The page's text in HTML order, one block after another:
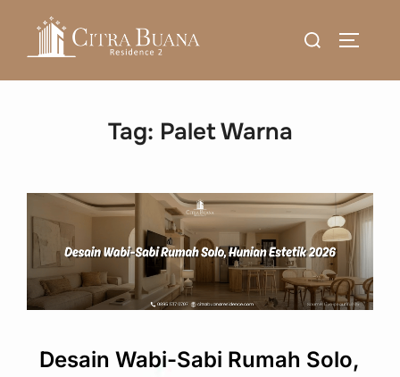
content
Search
Tag: Palet Warna
Desain Wabi-Sabi Rumah Solo,